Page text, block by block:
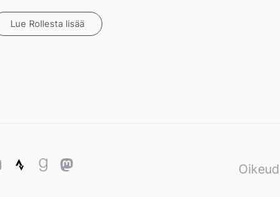
Lue Rollesta lisää
StravaGoodreads
Mastodon